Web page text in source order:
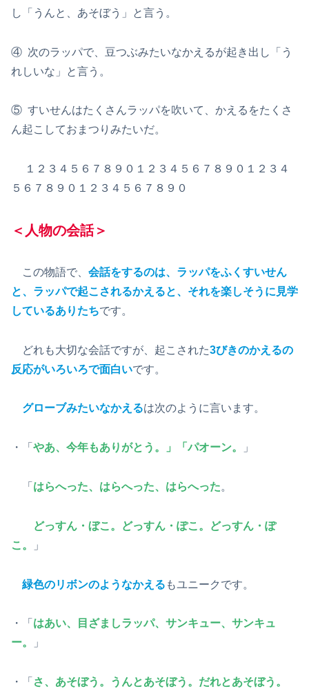
し「うんと、あそぼう」と言う。
④ 次のラッパで、豆つぶみたいなかえるが起き出し「う
れしいな」と言う。
⑤ すいせんはたくさんラッパを吹いて、かえるをたくさ
ん起こしておまつりみたいだ。
１２３４５６７８９０１２３４５６７８９０１２３４
５６７８９０１２３４５６７８９０
＜人物の会話＞
この物語で、 会話をするのは、ラッパをふくすいせん
と、ラッパで起こされるかえると、それを楽しそうに見学
しているありたちです。
どれも大切な会話ですが、起こされた3びきのかえるの
反応がいろいろで面白いです。
グローブみたいなかえるは次のように言います。
・「 やあ、今年もありがとう。」「パオーン。 」
「 はらへった、はらへった、はらへった。
どっすん・ぼこ。どっすん・ぽこ。どっすん・ぽ
こ。
」
緑色のリボンのようなかえる もユニークです。
・「 はあい、目ざましラッパ、サンキュー、サンキュ
ー。
」
・「 さ、あそぼう。うんとあそぼう。だれとあそぼう。